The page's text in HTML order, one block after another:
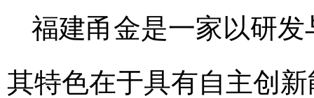
福建甬金是一家以研
其特色在于具有自主创